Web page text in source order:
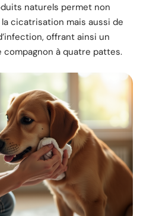
naturels permet non
cicatrisation mais aussi de
offrant ainsi un
à quatre pattes.